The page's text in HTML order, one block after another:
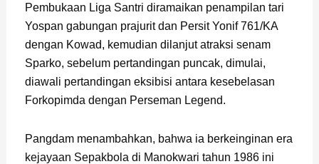
Pembukaan Liga Santri diramaikan penampilan tari
Yospan gabungan prajurit dan Persit Yonif 761/KA
dengan Kowad, kemudian dilanjut atraksi senam
Sparko, sebelum pertandingan puncak, dimulai,
diawali pertandingan eksibisi antara kesebelasan
Forkopimda dengan Perseman Legend.
Pangdam menambahkan, bahwa ia berkeinginan era
kejayaan Sepakbola di Manokwari tahun 1986 ini